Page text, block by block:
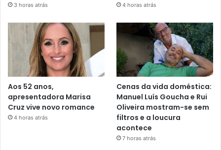
3 horas atrás 4 horas atrás
Aos 52 anos,
apresentadora Marisa
Cruz vive novo romance
4 horas atrás
Cenas da vida doméstica:
Manuel Luís Goucha e Rui
Oliveira mostram-se sem
filtros e a loucura
acontece
7 horas atrás